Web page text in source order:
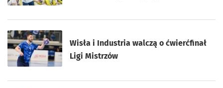
Wisła i Industria walczą o ćwierćfinał
Ligi Mistrzów